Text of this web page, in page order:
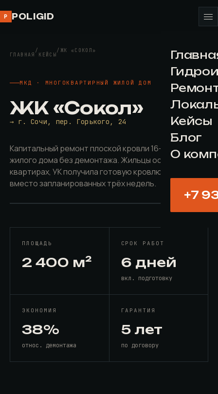
P POLIGID
Кейсы
Блог
О
+7
ГЛАВНАЯ
/
КЕЙСЫ
/ ЖК «СОКОЛ»
МКД · МНОГОКВАРТИРНЫЙ ЖИЛОЙ ДОМ
ЖК «Сокол»
→ г. Сочи, пер. Горького, 24
Капитальный ремонт плоской кровли 16-этажного
жилого дома без демонтажа. Жильцы остались в
квартирах, УК получила готовую кровлю за 6 дней
вместо запланированных трёх недель.
ПОСЛЕ
ПЛОЩАДЬ
2 400 м²
СРОК РАБОТ
6 дней
вкл. подготовку
ЭКОНОМИЯ
38%
относ. демонтажа
ГАРАНТИЯ
5 лет
по договору